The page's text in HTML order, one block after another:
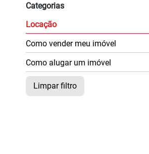
Categorias
Locação
Como vender meu imóvel
Como alugar um imóvel
Limpar filtro